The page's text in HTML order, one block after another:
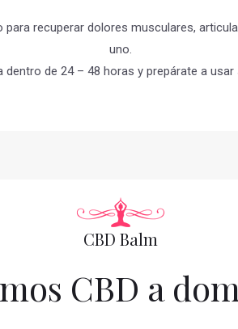
recuperar dolores musculares,
uno.
dentro de 24 – 48 horas y prepárate a
CBD Balm
CBD a